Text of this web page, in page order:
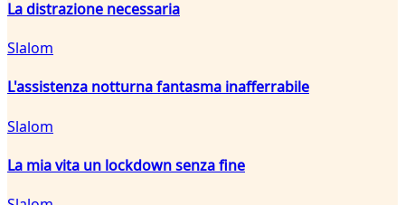
La distrazione necessaria
Slalom
L'assistenza notturna fantasma inafferrabile
Slalom
La mia vita un lockdown senza fine